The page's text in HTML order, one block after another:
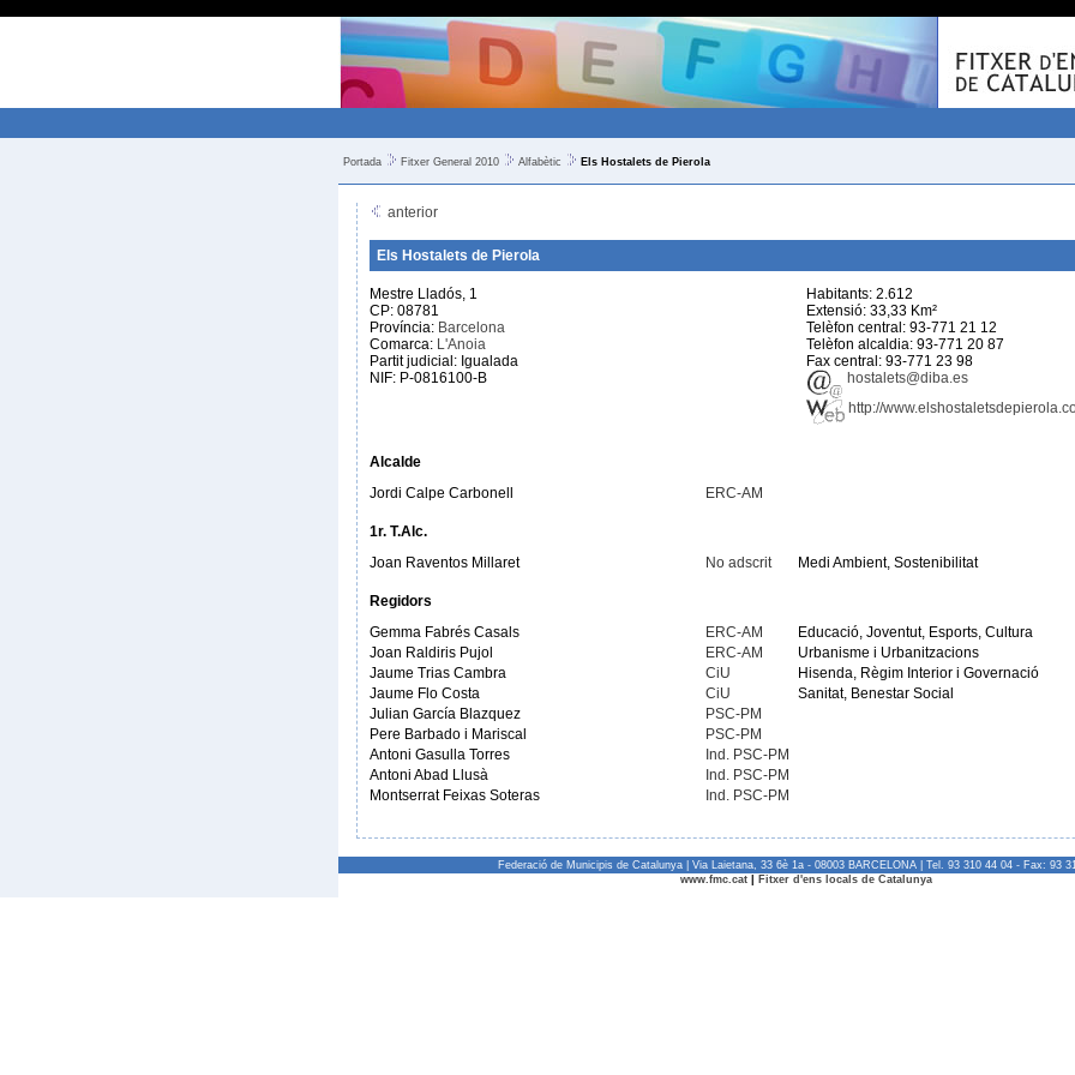
Portada Fitxer General 2010 Alfabètic Els Hostalets de Pierola
anterior
Els Hostalets de Pierola
Mestre Lladós, 1
CP: 08781
Província: Barcelona
Comarca: L'Anoia
Partit judicial: Igualada
NIF: P-0816100-B
Habitants: 2.612
Extensió: 33,33 Km²
Telèfon central: 93-771 21 12
Telèfon alcaldia: 93-771 20 87
Fax central: 93-771 23 98
hostalets@diba.es
http://
Alcalde
Jordi Calpe Carbonell
ERC-AM
1r. T.Alc.
Joan Raventos Millaret
No adscrit Medi Ambient, Sostenibilitat
Regidors
Gemma Fabrés Casals
ERC-AM
Educació, Joventut, Esports, Cultura
Joan Raldiris Pujol
ERC-AM
Urbanisme i Urbanitzacions
Jaume Trias Cambra
CiU
Hisenda, Règim Interior i Governació
Jaume Flo Costa
CiU
Sanitat, Benestar Social
Julian García Blazquez
PSC-PM
Pere Barbado i Mariscal
PSC-PM
Antoni Gasulla Torres
Ind. PSC-PM
Antoni Abad Llusà
Ind. PSC-PM
Montserrat Feixas Soteras
Ind. PSC-PM
Federació de Municipis de Catalunya | Via Laietana, 33 6è 1a - 08003 BARCELONA | Tel. 93 310 44 04 - Fax: 93
www.fmc.cat
Fitxer d'ens locals de Catalunya